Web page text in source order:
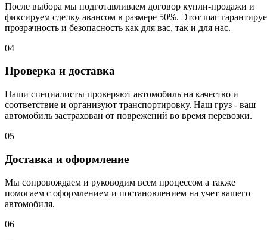
После выбора мы подготавливаем договор купли-продажи и
фиксируем сделку авансом в размере 50%. Этот шаг
прозрачность и безопасность как для вас, так и для нас.
04
Проверка и доставка
Наши специалисты проверяют автомобиль на качество и
соответствие и организуют транспортировку. Наш груз - ваш
автомобиль застрахован от поврежений во время перевозки.
05
Доставка и оформление
Мы сопровождаем и руководим всем процессом а также
помогаем с оформлением и постановлением на учет вашего
автомобиля.
06